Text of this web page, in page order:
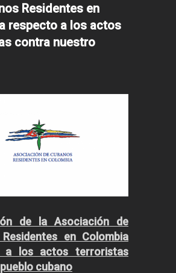
Residentes en
respecto a los actos
contra nuestro
de la Asociación de
Residentes en Colombia
a los actos terroristas
cubano